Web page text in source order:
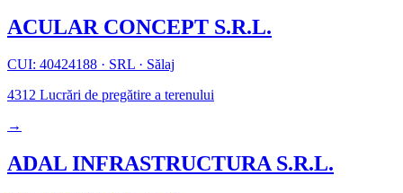
ACULAR CONCEPT S.R.L.
CUI: 40424188 · SRL · Sălaj
4312 Lucrări de pregătire a terenului
→
ADAL INFRASTRUCTURA S.R.L.